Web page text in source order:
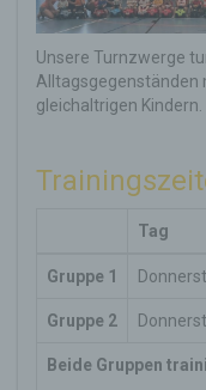
Unsere Turnzwerge
Alltagsgegenständen
gleichaltrigen Kindern.
Tag
Gruppe 1
Gruppe 2
Beide Gruppen